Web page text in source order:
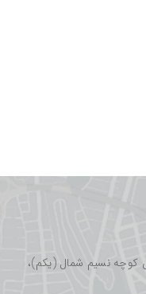
کوچه نسیم شمال (یکم)،